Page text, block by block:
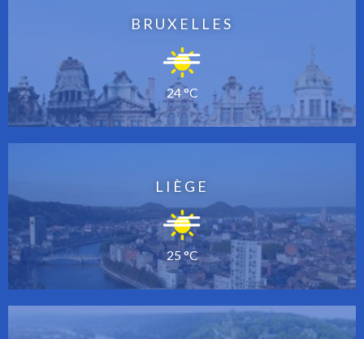
BRUXELLES
24 °C
LIÈGE
25 °C